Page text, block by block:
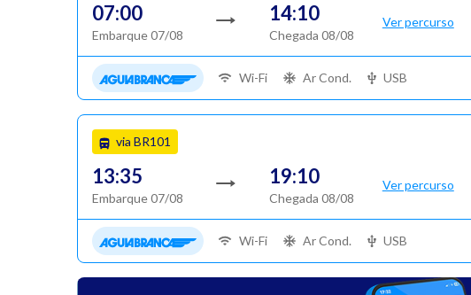
07:00
Embarque 07/08
14:10
Chegada 08/08
Ver percurso
Wi-Fi Ar Cond. USB
via BR101
13:35
Embarque 07/08
19:10
Chegada 08/08
Ver percurso
Wi-Fi Ar Cond. USB